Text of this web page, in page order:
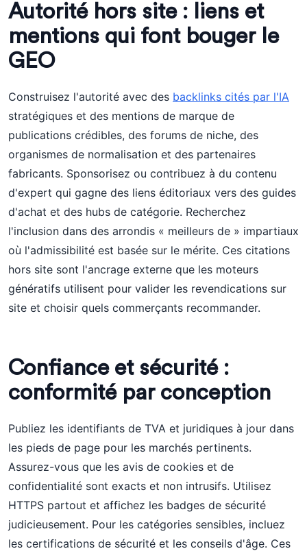
Autorité hors site : liens et
mentions qui font bouger le
GEO
Construisez l'autorité avec des backlinks cités par l'IA
stratégiques et des mentions de marque de
publications crédibles, des forums de niche, des
organismes de normalisation et des partenaires
fabricants. Sponsorisez ou contribuez à du contenu
d'expert qui gagne des liens éditoriaux vers des guides
d'achat et des hubs de catégorie. Recherchez
l'inclusion dans des arrondis « meilleurs de » impartiaux
où l'admissibilité est basée sur le mérite. Ces citations
hors site sont l'ancrage externe que les moteurs
génératifs utilisent pour valider les revendications sur
site et choisir quels commerçants recommander.
Confiance et sécurité :
conformité par conception
Publiez les identifiants de TVA et juridiques à jour dans
les pieds de page pour les marchés pertinents.
Assurez-vous que les avis de cookies et de
confidentialité sont exacts et non intrusifs. Utilisez
HTTPS partout et affichez les badges de sécurité
judicieusement. Pour les catégories sensibles, incluez
les certifications de sécurité et les conseils d'âge. Ces